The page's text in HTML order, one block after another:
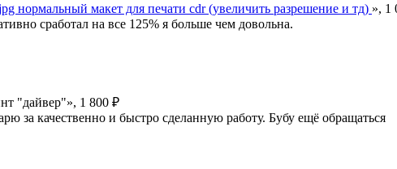
нормальный макет для печати cdr (увеличить разрешение и тд) », 1
сработал на все 125% я больше чем довольна.
"дайвер"», 1 800 ₽
за качественно и быстро сделанную работу. Бубу ещё обращаться